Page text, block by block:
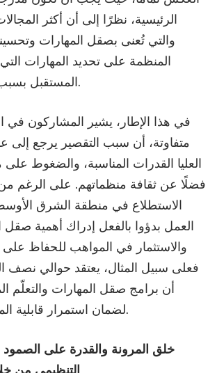
الرئيسية، نظرًا إلى أن أكثر
والتي تُعنى بصقل المهارات
المنظمة على تحديد المهارات
المستقبل بسبب التغيّرات التقنية.
في هذا الإطار، يشير المشاركون في
متفاوتة، أن سبب التقصير يرجع إلى
العليا القدرات المناسبة، والضغوط
فضلًا عن ثقافة منظماتهم. على الرغم من
الاستطلاع في منطقة الشرق
العمل بدؤوا بالفعل إدراك أهمية صقل
والاستثمار في المواهب للحفاظ على
أن برامج صقل المهارات والتعلّم
لضمان استمرار قابلية الموظفين للتوظيف.
التنظيمي من